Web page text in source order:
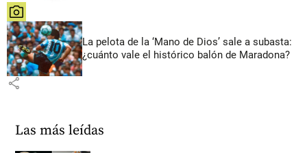
share
La pelota de la ‘Mano de Dios’ sale a subasta:
¿cuánto vale el histórico balón de Maradona?
share
Las más leídas